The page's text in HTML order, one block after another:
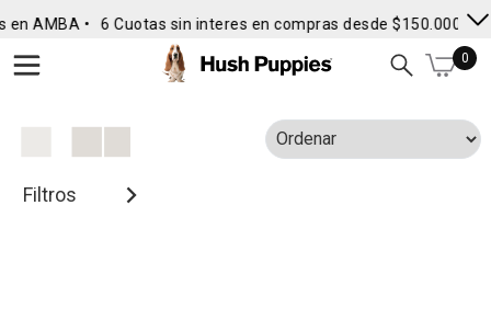
en AMBA • 6 Cuotas sin interes en compras desde $150.000 •
0
Filtros